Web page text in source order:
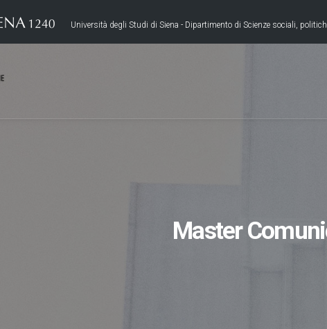
Università degli Studi di Siena - Dipartimento di Scienze sociali,
Master